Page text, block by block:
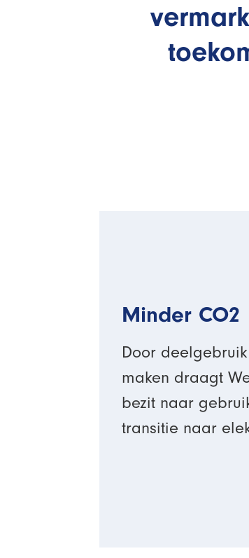
Minder CO2
Door
maken draagt
bezit naar
transitie naar